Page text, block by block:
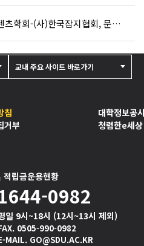
글로벌문화콘텐츠학회-(사)한국잡지협회, 문화콘텐츠·잡지산업 발전 위한 MOU 체결
침
거부
적립금운용현황
대학정보공
청렴한e세상
0982
일 9시~18시 (12시~13시 제외)
0505-990-0982
MAIL. GO@SDU.AC.KR
교내 주요 사이트 바로가기